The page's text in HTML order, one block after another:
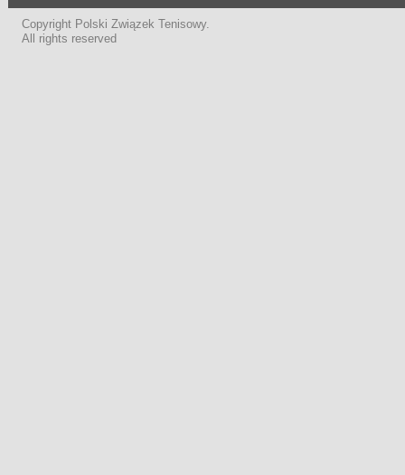
Copyright Polski Związek Tenisowy.
All rights reserved